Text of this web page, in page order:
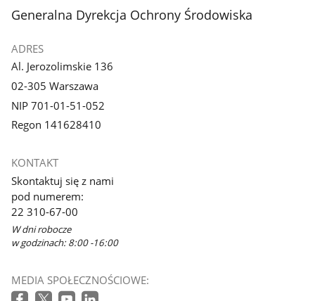
galerii.
galerii.
stopka
Generalna Dyrekcja Ochrony Środowiska
ADRES
Al. Jerozolimskie 136
02-305 Warszawa
NIP 701-01-51-052
Regon 141628410
KONTAKT
Skontaktuj się z nami
pod numerem:
22 310-67-00
W dni robocze
w godzinach: 8:00 -16:00
MEDIA SPOŁECZNOŚCIOWE: